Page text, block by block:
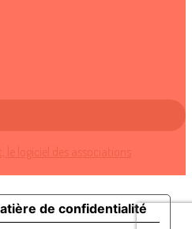
de confidentialité